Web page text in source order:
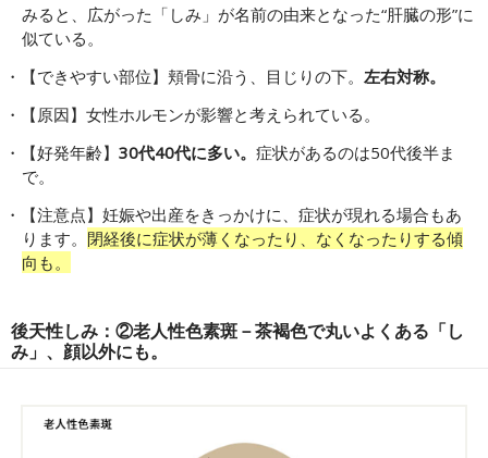
みると、広がった「しみ」が名前の由来となった“肝臓の形”に
似ている。
【できやすい部位】頬骨に沿う、目じりの下。 左右対称。
【原因】女性ホルモンが影響と考えられている。
【好発年齢】 30代40代に多い。 症状があるのは50代後半ま
で。
【注意点】妊娠や出産をきっかけに、症状が現れる場合もあ
ります。 閉経後に症状が薄くなったり、なくなったりする傾
向も。
後天性しみ：②老人性色素斑－茶褐色で丸いよくある「し
み」、顔以外にも。